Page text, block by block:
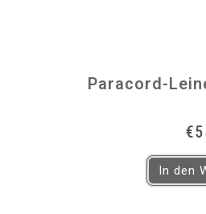
Paracord-
€
In den